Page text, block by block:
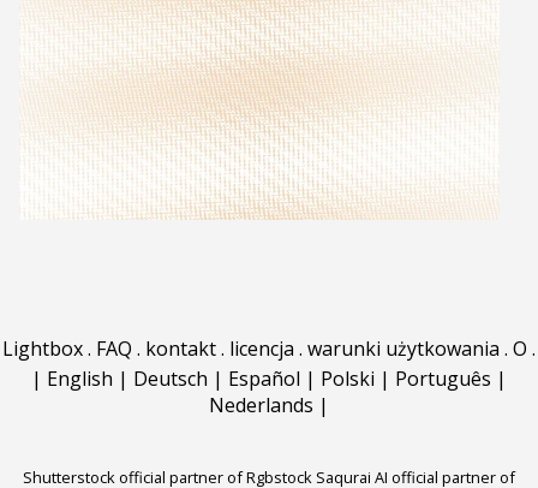
Lightbox. FAQ . kontakt. licencja . warunki użytkowania . O .
| English | Deutsch | Español | Polski | Português |
Nederlands |
Shutterstock official partner of Rgbstock Saqurai AI official partner of